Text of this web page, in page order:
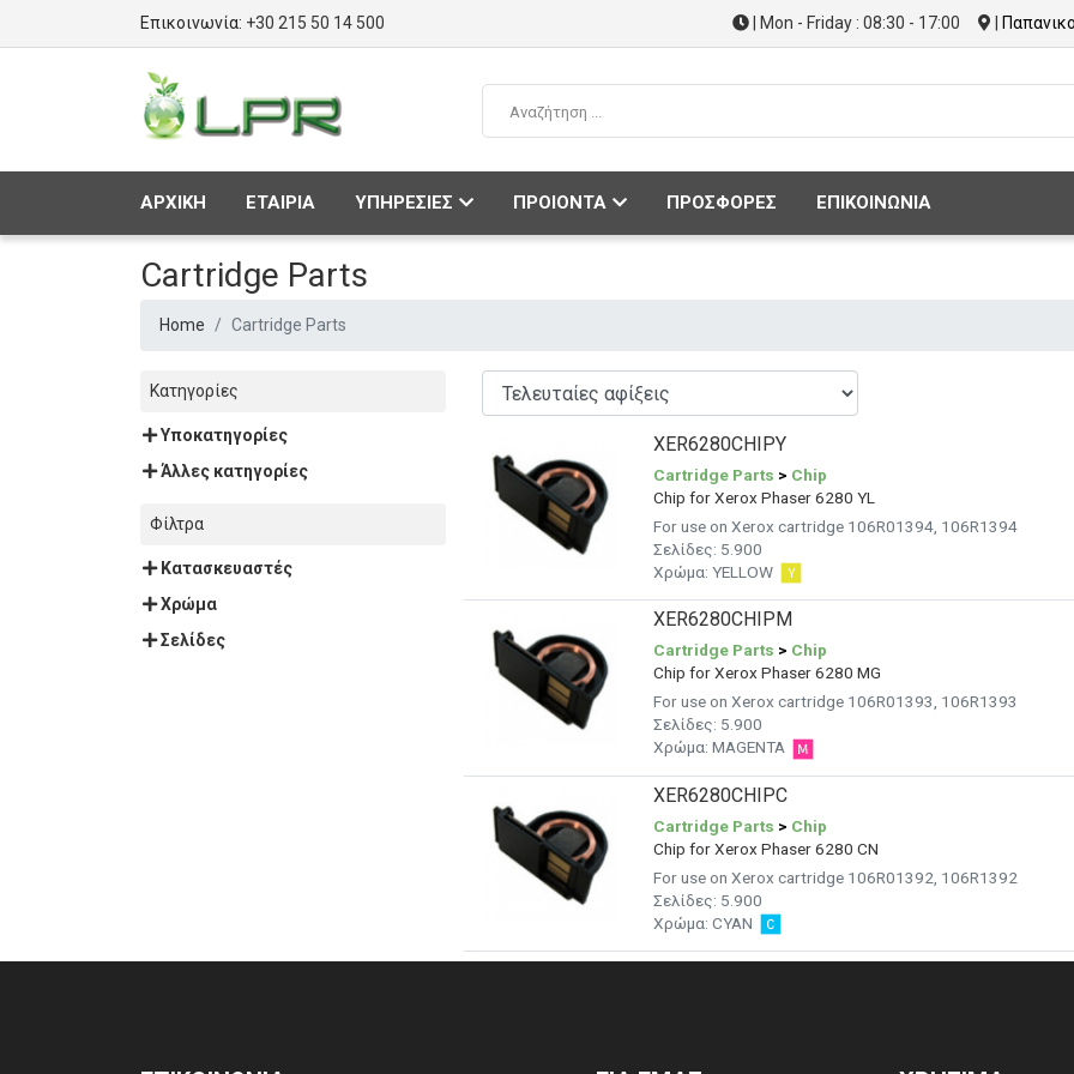
Επικοινωνία: +30 215 50 14 500 | Mon - Friday : 08:30 - 17:00
ΑΡΧΙΚΗ ΕΤΑΙΡΙΑ ΥΠΗΡΕΣΙΕΣ ΠΡΟΙΟΝΤΑ ΠΡΟΣΦΟΡΕΣ ΕΠΙΚΟΙΝΩΝΙΑ
Cartridge Parts
Home Cartridge Parts
Κατηγορίες
Υποκατηγορίες
Άλλες κατηγορίες
Φίλτρα
Κατασκευαστές
Χρώμα
Σελίδες
XER6280CHIPY
Cartridge Parts > Chip
Chip for Xerox Phaser 6280 YL
For use on Xerox cartridge 106R01394, 106R1394
Σελίδες: 5.900
Χρώμα: YELLOW
XER6280CHIPM
Cartridge Parts > Chip
Chip for Xerox Phaser 6280 MG
For use on Xerox cartridge 106R01393, 106R1393
Σελίδες: 5.900
Χρώμα: MAGENTA
XER6280CHIPC
Cartridge Parts > Chip
Chip for Xerox Phaser 6280 CN
For use on Xerox cartridge 106R01392, 106R1392
Σελίδες: 5.900
Χρώμα: CYAN